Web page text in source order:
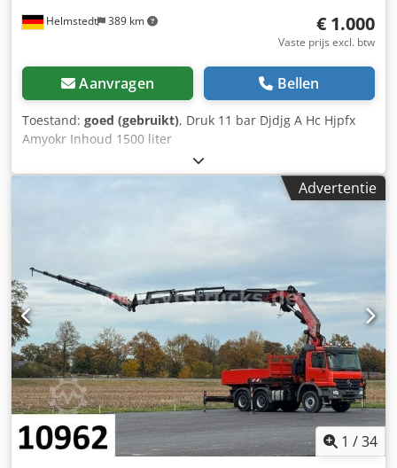
Helmstedt 389 km € 1.000
Vaste prijs excl. btw
Aanvragen Bellen
Toestand: goed (gebruikt), Druk 11 bar Djdjg A Hc Hjpfx
Amyokr Inhoud 1500 liter
Advertentie
1 /34